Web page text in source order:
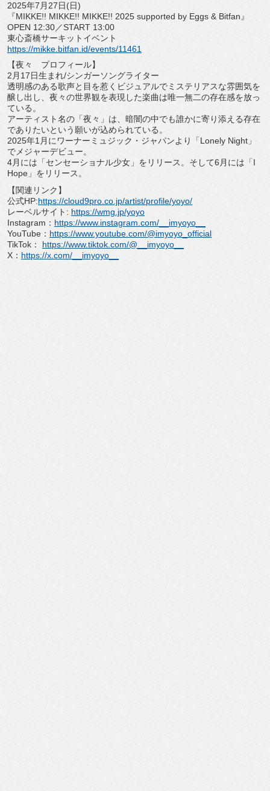
2025年7月27日(日)
『MIKKE!! MIKKE!! MIKKE!! 2025 supported by Eggs & Bitfan』
OPEN 12:30／START 13:00
東心斎橋サーキットイベント
https://mikke.bitfan.id/events/11461
【夜々 プロフィール】
2月17日生まれ/シンガーソングライター
透明感のある歌声と目を惹くビジュアルでミステリアスな雰囲気を
醸し出し、 夜々の世界観を表現した楽曲は唯一無二の存在感を放っ
ている。
アーティスト名の「夜々」は、 暗闇の中でも誰かに寄り添える存在
でありたいという願いが込められている。
2025年1月にワーナーミュジック・ジャパンより「Lonely Night」
でメジャーデビュー。
4月には「センセーショナル少女」をリリース。そして6月には「I
Hope」をリリース。
【関連リンク】
公式HP:https://cloud9pro.co.jp/artist/profile/yoyo/
レーベルサイト: https://wmg.jp/yoyo
Instagram： https://www. instagram.com/__imyoyo__
YouTube： https://www.youtube. com/@imyoyo_official
TikTok： https://www.tiktok.com/@__ imyoyo__
X： https://x.com/__imyoyo__